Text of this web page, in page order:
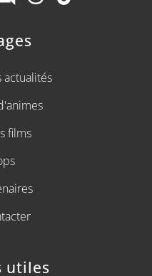
actualités
films
utiles